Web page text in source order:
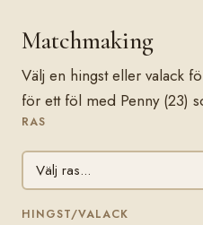
Matchmaking
Välj en hingst eller valack
för ett föl med Penny (23)
RAS
HINGST/VALACK